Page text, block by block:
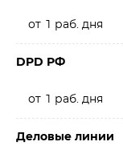
от 1 раб. дня
DPD РФ
от 1 раб. дня
Деловые линии